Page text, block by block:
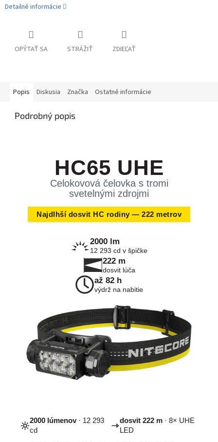
Detailné informácie
OPÝTAŤ SA STRÁŽIŤ ZDIEĽAŤ
Popis Diskusia Značka Ostatné informácie
Podrobný popis
HC65 UHE
Celokovová čelovka s tromi
svetelnými zdrojmi
Najdlhší dosvit HC rodiny — 222 metrov
2000 lm
12 293 cd v špičke
222 m
dosvit lúča
až 82 h
výdrž na nabitie
2000 lúmenov· 12 293
cd
dosvit 222 m· 8× UHE
LED